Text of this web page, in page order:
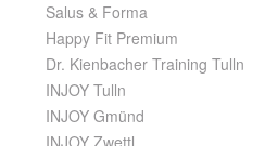
Salus & Forma
Happy Fit Premium
Dr. Kienbacher Training Tulln
INJOY Tulln
INJOY Gmünd